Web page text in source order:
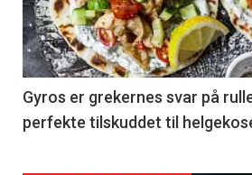
nå
-
2
Gyros er grekernes svar på
perfekte tilskuddet til